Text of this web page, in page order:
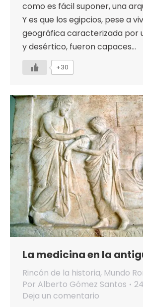
como es fácil suponer, una
Y es que los egipcios, pese a
geográfica caracterizada por
y desértico, fueron capaces…
+30
La medicina en la
Rincón de la historia, Mundo
Por Alberto Gómez Santos
Deja un comentario